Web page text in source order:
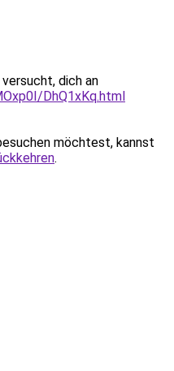
dich an
DhQ1xKq.html
möchtest, kannst
.